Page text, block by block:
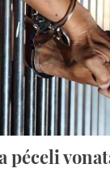
péceli